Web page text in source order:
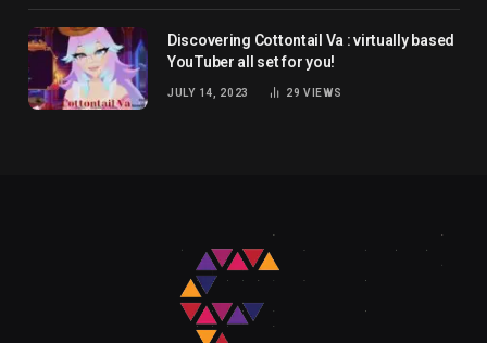
Discovering Cottontail Va : virtually based
YouTuber all set for you!
JULY 14, 2023 29 VIEWS